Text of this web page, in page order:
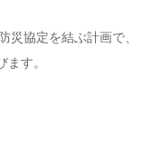
災協定を結ぶ計画で、
す。